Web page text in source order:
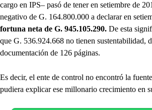
cargo en IPS– pasó de tener en setiembre de
negativo de G. 164.800.000 a declarar en
fortuna neta de G. 945.105.290. De esta
que G. 536.924.668 no tienen sustentabilidad,
documentación de 126 páginas.
Es decir, el ente de control no encontró la
pudiera explicar ese millonario crecimiento en